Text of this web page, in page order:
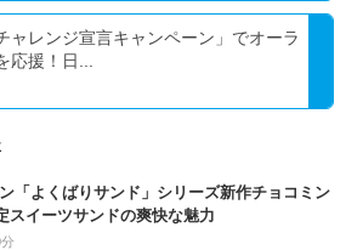
ャレンジ宣言キャンペーン」でオーラ
応援！日...
「よくばりサンド」シリーズ新作チョコミン
スイーツサンドの爽快な魅力